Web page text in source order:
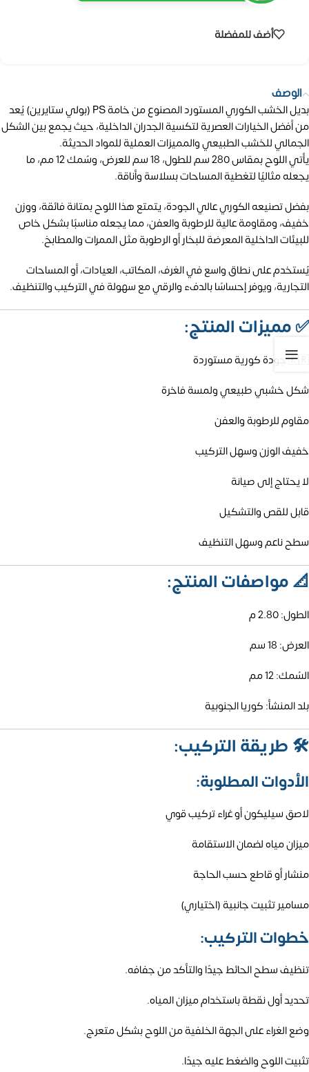
أضف للمفضلة
الوصف
بديل الخشب الكوري المستورد المصنوع من خامة PS (بولي ستايرين) يُعد
من أفضل الخيارات العصرية لتكسية الجدران الداخلية، حيث يجمع بين الشكل
الجمالي للخشب الطبيعي والمميزات العملية للمواد الحديثة.
يأتي اللوح بمقاس 280 سم للطول، 18 سم للعرض، وسُمك 12 مم، ما
يجعله مثاليًا لتغطية المساحات بسلاسة وأناقة.
بفضل تصنيعه الكوري عالي الجودة، يتمتع هذا اللوح بمتانة فائقة، ووزن
خفيف، ومقاومة عالية للرطوبة والعفن، مما يجعله مناسبًا بشكل خاص
للبيئات الداخلية المعرضة للبخار أو الرطوبة مثل الممرات والمطابخ.
يُستخدم على نطاق واسع في الغرف، المكاتب، العيادات، أو المساحات
التجارية، ويوفر إحساسًا بالدفء والرقي مع سهولة في التركيب والتنظيف.
✅مميزات المنتج:
🇰🇷 جودة كورية مستوردة
شكل خشبي طبيعي ولمسة فاخرة
مقاوم للرطوبة والعفن
خفيف الوزن وسهل التركيب
لا يحتاج إلى صيانة
قابل للقص والتشكيل
سطح ناعم وسهل التنظيف
📐مواصفات المنتج:
الطول: 2.80 م
العرض: 18 سم
السُمك: 12 مم
بلد المنشأ: كوريا الجنوبية
🛠️ طريقة التركيب:
الأدوات المطلوبة:
لاصق سيليكون أو غراء تركيب قوي
ميزان مياه لضمان الاستقامة
منشار أو قاطع حسب الحاجة
مسامير تثبيت جانبية (اختياري)
خطوات التركيب:
تنظيف سطح الحائط جيدًا والتأكد من جفافه.
تحديد أول نقطة باستخدام ميزان المياه.
وضع الغراء على الجهة الخلفية من اللوح بشكل متعرج.
تثبيت اللوح والضغط عليه جيدًا.